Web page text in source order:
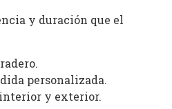
y duración que el
personalizada.
y exterior.